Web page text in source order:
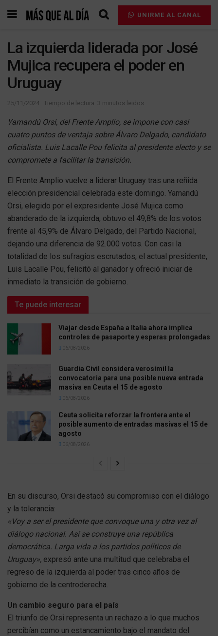
UNIRME AL CANAL
La izquierda liderada por José
Mujica recupera el poder en
Uruguay
25/11/2024 Tiempo de lectura: 3 minutos leidos
Yamandú Orsi, del Frente Amplio, se impone con casi
cuatro puntos de ventaja sobre Álvaro Delgado, candidato
oficialista. Luis Lacalle Pou felicita al presidente electo y se
compromete a facilitar la transición.
El Frente Amplio vuelve a liderar Uruguay tras una reñida
elección presidencial celebrada este domingo. Yamandú
Orsi, elegido por el expresidente José Mujica como
abanderado de la izquierda, obtuvo el 49,8% de los votos
frente al 45,9% de Álvaro Delgado, del Partido Nacional,
dejando una diferencia de 92.000 votos. Con casi la
totalidad de los sufragios escrutados, el actual presidente,
Luis Lacalle Pou, felicitó al ganador y ofreció iniciar de
inmediato la transición de gobierno.
Te puede interesar
Viajar desde España a Italia ahora implica
controles de pasaporte y esperas prolongadas
06/08/2026
Guardia Civil considera verosímil la
convocatoria para una posible nueva entrada
masiva en Ceuta el 15 de agosto
06/08/2026
Ceuta solicita reforzar la frontera ante el
posible aumento de entradas masivas el 15 de
agosto
06/08/2026
En su discurso, Orsi destacó su compromiso con el diálogo
y la tolerancia:
«Voy a ser el presidente que convoque una y otra vez al
diálogo nacional. Así se construye una república
democrática. Larga vida a los partidos políticos de
Uruguay», expresó ante una multitud que celebraba el
regreso de la izquierda al poder tras cinco años de
gobierno de la centroderecha.
Un cambio seguro para el país
El triunfo de Orsi representa un rechazo a lo que muchos
percibían como un estancamiento bajo el mandato del